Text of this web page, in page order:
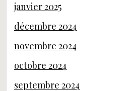
janvier 2025
décembre 2024
novembre 2024
octobre 2024
septembre 2024